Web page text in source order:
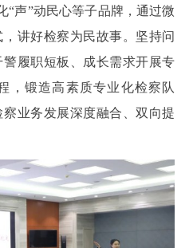
“声”动民心等子品牌，通过微
讲好检察为民故事。坚持问
履职短板、成长需求开展专
，锻造高素质专业化检察队
业务发展深度融合、双向提